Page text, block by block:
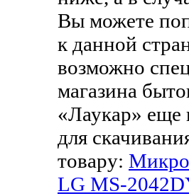
Вы можете
к данной
возможно
магазина
«Лаукар» еще
для
товару:
LG MS-